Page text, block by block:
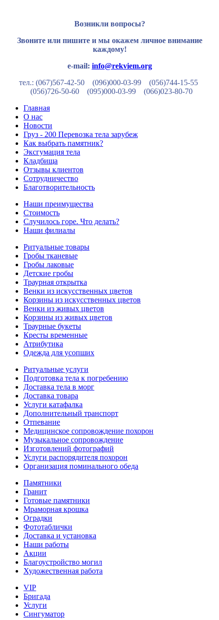
Возникли вопросы?
Звоните или пишите и мы окажем личное внимание
каждому!
e-mail: info@rekviem.org
тел.: (067)567-42-50 (096)000-03-99
(056)744-15-55
(056)726-50-60
(095)000-03-99
(066)023-80-70
Главная
О нас
Новости
Груз - 200 Перевозка тела зарубеж
Как выбрать памятник?
Эксгумация тела
Кладбища
Отзывы клиентов
Сотрудничество
Благотворительность
Наши преимущества
Стоимость
Случилось горе. Что делать?
Наши филиалы
Ритуальные товары
Гробы тканевые
Гробы лаковые
Детские гробы
Траурная открытка
Венки из искусственных цветов
Корзины из искусственных цветов
Венки из живых цветов
Корзины из живых цветов
Траурные букеты
Кресты временные
Атрибутика
Одежда для усопших
Ритуальные услуги
Подготовка тела к погребению
Доставка тела в морг
Доставка товара
Услуги катафалка
Дополнительный транспорт
Отпевание
Медицинское сопровождение похорон
Музыкальное сопровождение
Изготовлений фотографий
Услуги распорядителя похорон
Организация поминального обеда
Памятники
Гранит
Готовые памятники
Мраморная крошка
Оградки
Фототаблички
Доставка и установка
Наши работы
Акции
Благоустройство могил
Художественная работа
VIP
Бригада
Услуги
Сингуматор